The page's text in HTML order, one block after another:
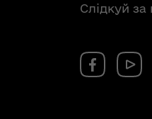
Слідкуй за